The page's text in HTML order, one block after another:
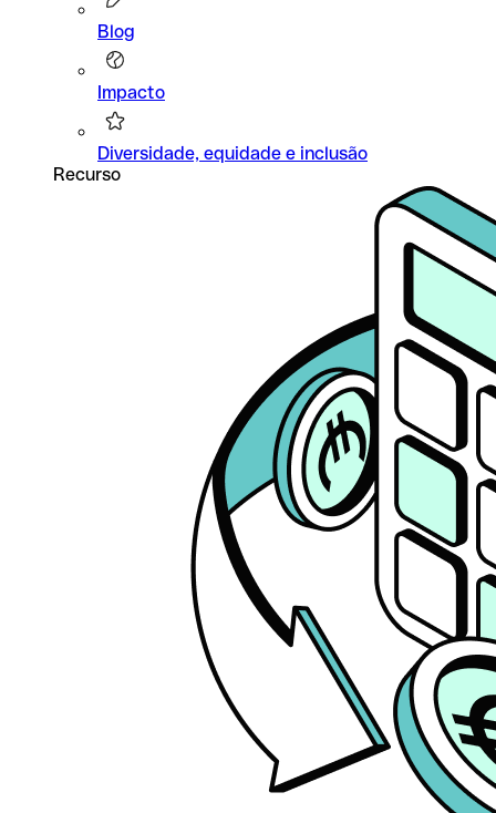
Blog
Impacto
Diversidade, equidade e inclusão
Recurso